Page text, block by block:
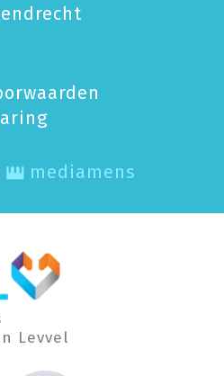
mediamens
Levvel